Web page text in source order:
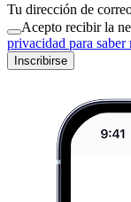
Tu dirección de
Acepto recibir la
privacidad para saber
Inscribirse